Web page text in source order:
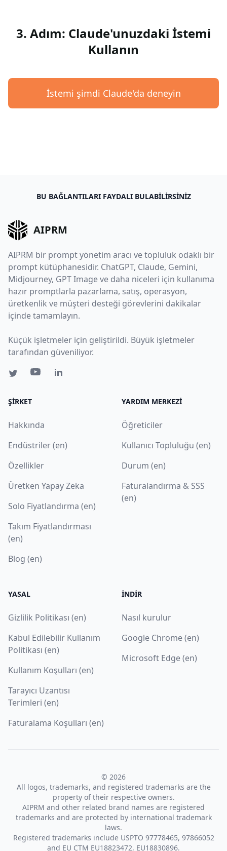
3. Adım: Claude'unuzdaki İstemi
Kullanın
İstemi şimdi Claude'da deneyin
BU BAĞLANTILARI FAYDALI BULABILIRSINIZ
AIPRM
AIPRM bir prompt yönetim aracı ve topluluk odaklı bir
prompt kütüphanesidir. ChatGPT, Claude, Gemini,
Midjourney, GPT Image ve daha niceleri için kullanıma
hazır promptlarla pazarlama, satış, operasyon,
üretkenlik ve müşteri desteği görevlerini dakikalar
içinde tamamlayın.
Küçük işletmeler için geliştirildi. Büyük işletmeler
tarafından güveniliyor.
ŞIRKET
Hakkında
Endüstriler (en)
Özellikler
Üretken Yapay Zeka
Solo Fiyatlandırma (en)
Takım Fiyatlandırması
(en)
Blog (en)
YARDIM MERKEZI
Öğreticiler
Kullanıcı Topluluğu (en)
Durum (en)
Faturalandırma & SSS
(en)
YASAL
Gizlilik Politikası (en)
Kabul Edilebilir Kullanım
Politikası (en)
Kullanım Koşulları (en)
Tarayıcı Uzantısı
Terimleri (en)
Faturalama Koşulları (en)
İNDIR
Nasıl kurulur
Google Chrome (en)
Microsoft Edge (en)
© 2026
All logos, trademarks, and registered trademarks are the
property of their respective owners.
AIPRM and other related brand names are registered
trademarks and are protected by international trademark
laws.
Registered trademarks include USPTO 97778465, 97866052
and EU CTM EU18823472, EU18830896.